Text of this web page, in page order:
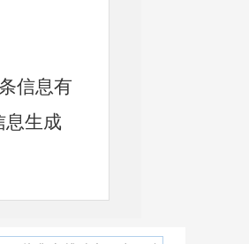
信息有
息生成